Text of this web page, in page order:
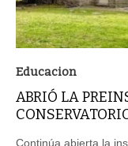
Educacion
ABRIÓ LA
Continúa abierta la